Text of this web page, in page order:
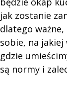
jak zostanie
dlatego
sobie, na jakiej
gdzie
są normy i